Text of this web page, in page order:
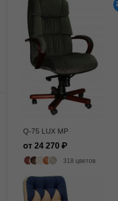
Q-75 LUX MP
от 24 270
318 цветов